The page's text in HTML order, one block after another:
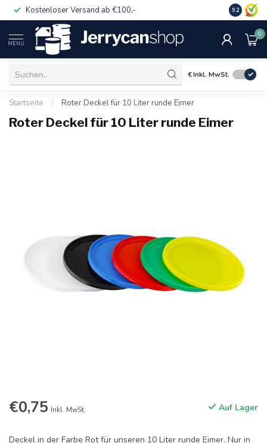
Kostenloser Versand ab €100,- Auch für
9.2
MENU
0
€Inkl. MwSt.
Startseite / Roter Deckel für 10 Liter runde Eimer
Roter Deckel für 10 Liter runde Eimer
€0,75 Inkl. MwSt. Auf Lager
Deckel in der Farbe Rot für unseren 10 Liter runde Eimer. Nur in